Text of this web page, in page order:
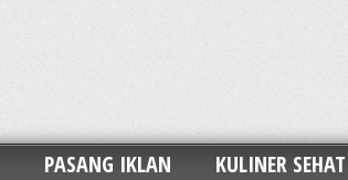
PASANG IKLAN KULINER SEHAT